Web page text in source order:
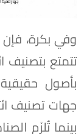
وفي بكرة،
تتمتع بتصنيف
بأصول
جهات تصنيف
بينما تُلزَم